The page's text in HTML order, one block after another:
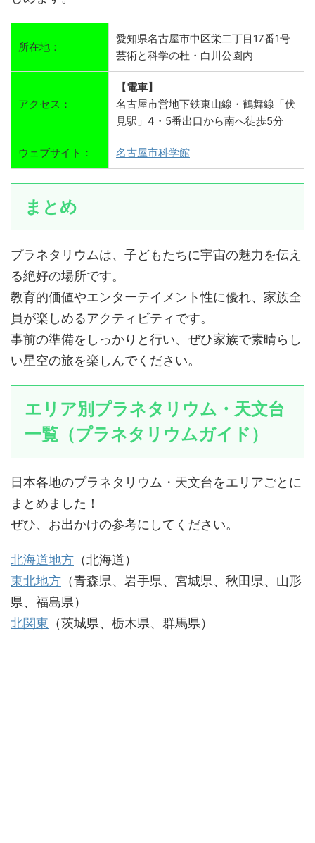
所在地：
愛知県名古屋市中区栄二丁目17番1号
芸術と科学の杜・白川公園内
アクセス：
【電車】
名古屋市営地下鉄東山線・鶴舞線「伏
見駅」4・5番出口から南へ徒歩5分
ウェブサイト： 名古屋市科学館
まとめ
プラネタリウムは、子どもたちに宇宙の魅力を伝え
る絶好の場所です。
教育的価値やエンターテイメント性に優れ、家族全
員が楽しめるアクティビティです。
事前の準備をしっかりと行い、ぜひ家族で素晴らし
い星空の旅を楽しんでください。
エリア別プラネタリウム・天文台
一覧（プラネタリウムガイド）
日本各地のプラネタリウム・天文台をエリアごとに
まとめました！
ぜひ、お出かけの参考にしてください。
北海道地方 （北海道）
東北地方 （青森県、岩手県、宮城県、秋田県、山形
県、福島県）
北関東 （茨城県、栃木県、群馬県）